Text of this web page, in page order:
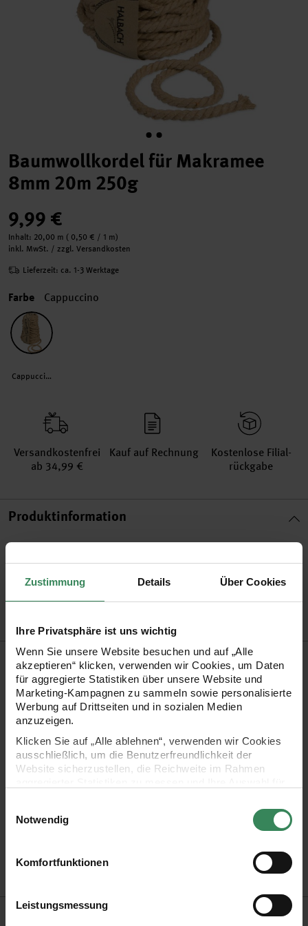
Zustimmung Details Über Cookies
Ihre Privatsphäre ist uns wichtig
Wenn Sie unsere Website besuchen und auf „Alle
akzeptieren“ klicken, verwenden wir Cookies, um Daten
für aggregierte Statistiken über unsere Website und
Marketing-Kampagnen zu sammeln sowie personalisierte
Werbung auf Drittseiten und in sozialen Medien
anzuzeigen.
Klicken Sie auf „Alle ablehnen“, verwenden wir Cookies
ausschließlich, um die Benutzerfreundlichkeit der
Website sicherzustellen, die Reichweite im Rahmen
Ihre Einwilligung ist freiwillig und kann jederzeit über den
Link „Cookie-Einstellungen“ im Fußbereich der Seite
verwendeten Technologien und den Empfängern der
Daten finden Sie in unserer Datenschutzerklärung.
Notwendig
Komfortfunktionen
Leistungsmessung
Baumwollkordel für Makramee
8mm 20m 250g
9,99 €
Inhalt: 20,00 m ( 0,50 € / 1 m)
inkl. MwSt. / zzgl. Versandkosten
Lieferzeit: ca. 1-3 Werktage
Farbe Cappuccino
Cappuccino
Versand­kosten­frei
ab 34,99 €
Kauf auf Rechnung
Kosten­lose Filial­
rückgabe
Produktinformation
Material
3431443
Produktbeschreibung
Die Baumwollkordel von HALBACH eignet sich zum Flechten,
Knüpfen, Häkeln, Knoten, Sticken und Vernähen. Gestalten
Technik oder wunderschöne Wandbehänge.
Baumwolle, 10% sonstige Fasern)
Stärke: ca. 8 mm
Hersteller